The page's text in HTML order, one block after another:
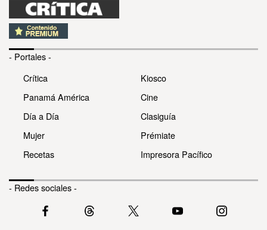
- Portales -
Crítica
Panamá América
Día a Día
Mujer
Recetas
Kiosco
Cine
Clasiguía
Prémiate
Impresora Pacífico
- Redes sociales -